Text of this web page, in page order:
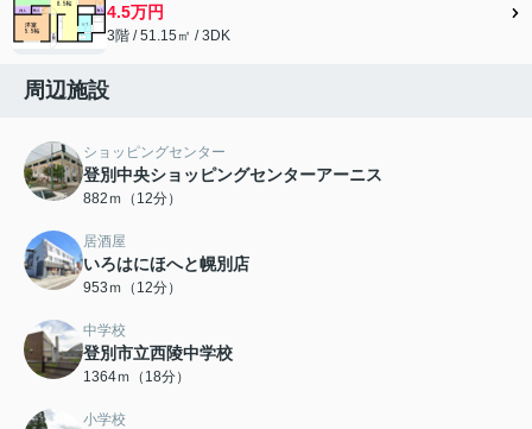
4.5万円
3階 / 51.15㎡ / 3DK
周辺施設
ショッピングセンター
登別中央ショッピングセンターアーニス
882ｍ（12分）
居酒屋
いろはにほへと幌別店
953ｍ（12分）
中学校
登別市立西陵中学校
1364ｍ（18分）
小学校